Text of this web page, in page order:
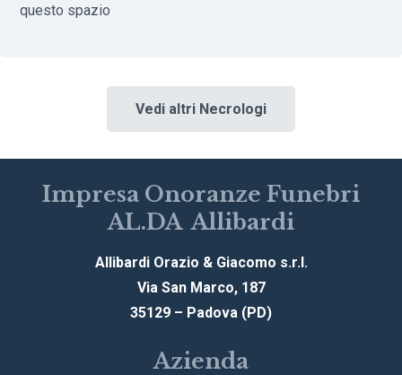
questo spazio
Vedi altri Necrologi
Impresa Onoranze Funebri
AL.DA Allibardi
Allibardi Orazio & Giacomo s.r.l.
Via San Marco, 187
35129 – Padova (PD)
Azienda